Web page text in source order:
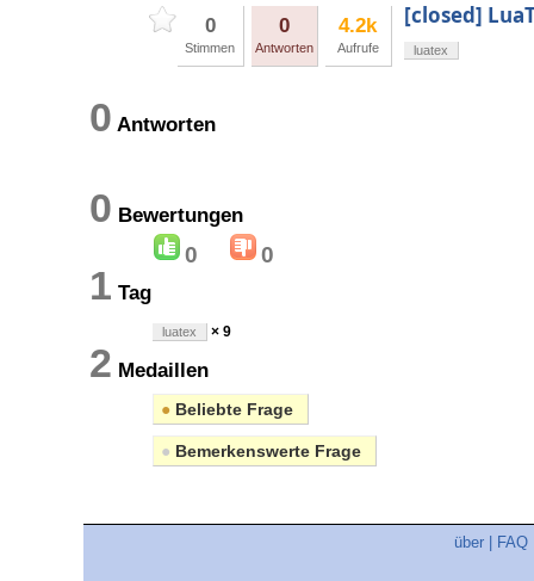
0
Stimmen
0
Antworten
4.2k
Aufrufe
[closed]
luatex
0 Antworten
0 Bewertungen
0 0
1 Tag
luatex × 9
2 Medaillen
● Beliebte Frage
● Bemerkenswerte Frage
über FAQ